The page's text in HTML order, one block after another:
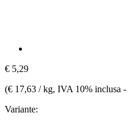
€ 5,29
(€ 17,63 / kg, IVA 10% inclusa -
Variante: